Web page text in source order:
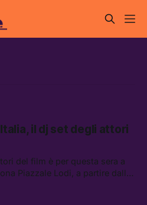
il dj set degli attori
del film è per questa sera a
Piazzale Lodi, a partire dalle